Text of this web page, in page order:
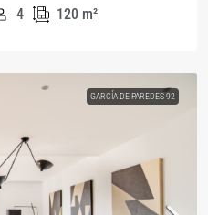
4 120 m²
GARCÍA DE PAREDES 92